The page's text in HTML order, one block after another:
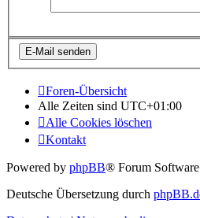
Foren-Übersicht
Alle Zeiten sind UTC+01:00
Alle Cookies löschen
Kontakt
Powered by phpBB® Forum
Deutsche Übersetzung durch